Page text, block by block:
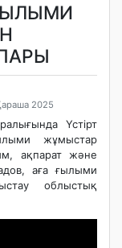
2025
Үстірт
жұмыстар
ақпарат және
аға ғылыми
облыстық